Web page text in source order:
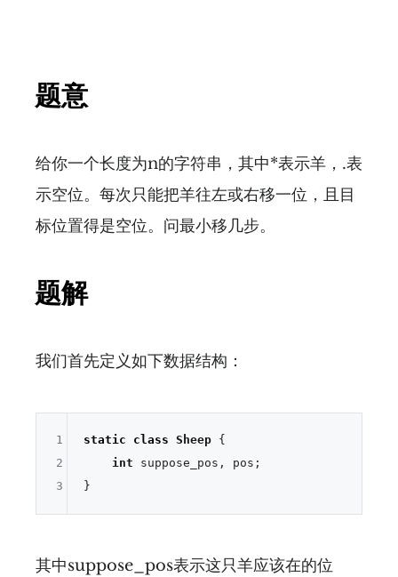
题意
给你一个长度为n的字符串，其中*表示羊，.表
示空位。每次只能把羊往左或右移一位，且目
标位置得是空位。问最小移几步。
题解
我们首先定义如下数据结构：
static class Sheep {
int suppose_pos, pos;
1
2
3
其中suppose_pos表示这只羊应该在的位